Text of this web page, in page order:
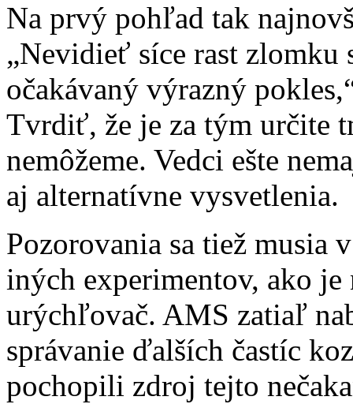
Na prvý pohľad tak
„Nevidieť síce rast zlomku
očakávaný výrazný
Tvrdiť, že je za tým určite
nemôžeme. Vedci ešte
aj alternatívne vysvetlenia.
Pozorovania sa tiež musia
iných experimentov, ako
urýchľovač. AMS zatiaľ
správanie ďalších častíc
pochopili zdroj tejto